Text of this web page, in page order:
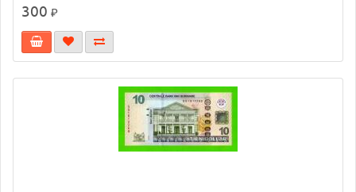
300 ₽